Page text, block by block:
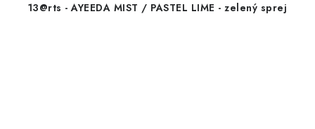
13@rts - AYEEDA MIST / PASTEL LIME - zelený sprej